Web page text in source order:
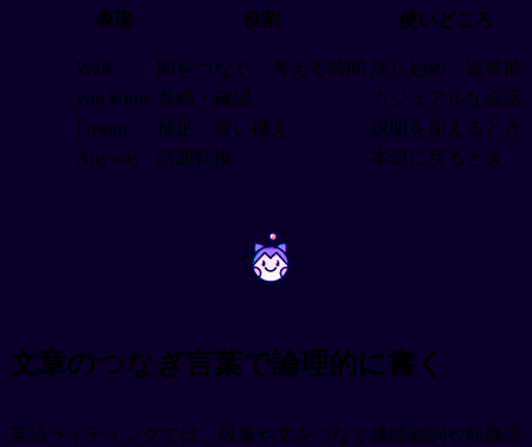
表現 役割 使いどころ
Well 間をつなぐ・考える時間 話し始め・返答前
you know 共感・確認
カジュアルな会話
I mean
補足・言い換え
説明を加えるとき
Anyway
話題転換 本題に戻るとき
~ ~
文章のつなぎ言葉で論理的に書く
英語ライティングでは、段落や文をつなぐ接続副詞や転換語